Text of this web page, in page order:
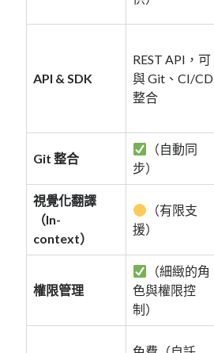
API & SDK
REST API，可
與 Git、CI/CD
整合
Git 整合
（自動同
步）
視覺化翻譯
（In-
context）
（有限支
援）
權限管理
（細緻的角
色與權限控
制）